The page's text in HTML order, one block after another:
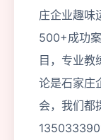
庄企业趣味
500+成功
目，专业教
论是石家庄
会，我们都